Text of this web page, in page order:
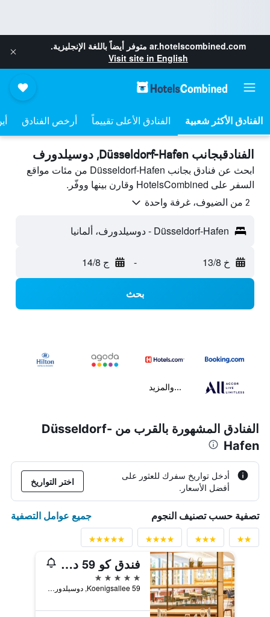
ar.hotelscombined.com متوفر أيضاً باللغة الإنجليزية.
Visit site in English
الفنادق الأعلى تقييماً أرخص الفنادق
الفنادقبجانب Düsseldorf-Hafen, دوسيلدورف
ابحث عن فنادق بجانب Düsseldorf-Hafen من مئات مواقع
السفر على HotelsCombined وقارن بينها ووفّر.
2 من الضيوف، غرفة واحدة
Düsseldorf-Hafen - دوسيلدورف، ألمانيا
خ 13/8 - ج 14/8
بحث
...والمزيد
الفنادق المشهورة بالقرب من Düsseldorf-
Hafen
أدخل تواريخ سفرك للعثور على
أفضل الأسعار.
اختر التواريخ
تصفية حسب تصنيف النجوم جميع عوامل التصفية
فندق كو 59 دوسيلدورف - ميمبر أوف هوميج لاكشري هوتلز كوليكشن
5 نجوم
Koenigsallee 59, دوسيلدورف, ولاية شمال الراين وستفاليا, ألمانيا